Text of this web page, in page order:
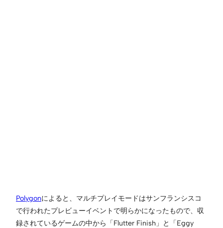
Polygonによると、マルチプレイモードはサンフランシスコ
で行われたプレビューイベントで明らかになったもので、収
録されているゲームの中から「Flutter Finish」と「Eggy